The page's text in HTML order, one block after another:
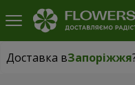
Доставка вЗапоріжжя
Доставка вЗапоріжжя